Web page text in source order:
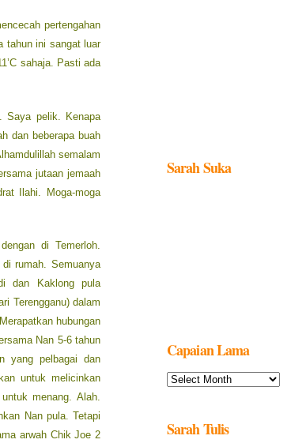
pertengahan
tahun ini sangat luar
sahaja. Pasti ada
Saya pelik. Kenapa
dan beberapa buah
semalam
jutaan jemaah
Ilahi. Moga-moga
di Temerloh.
rumah. Semuanya
dan Kaklong pula
Terengganu) dalam
hubungan
Nan 5-6 tahun
yang pelbagai dan
untuk melicinkan
menang. Alah.
Nan pula. Tetapi
arwah Chik Joe 2
Sarah Suka
Capaian Lama
Capaian
Lama
Sarah Tulis